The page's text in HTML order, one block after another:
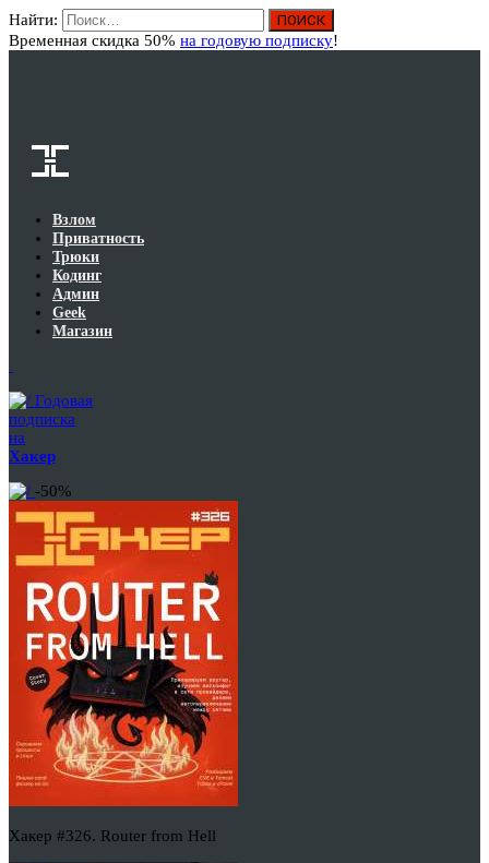
Найти:
Временная скидка 50% на годовую подписку!
Взлом
Приватность
Трюки
Кодинг
Админ
Geek
Магазин
Годовая
подписка
на
Хакер
-50%
Хакер #326. Router from Hell